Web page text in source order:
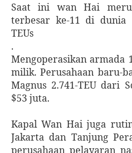
Saat ini wan Hai
terbesar ke-11 di dunia
TEUs
.
Mengoperasikan armada
milik. Perusahaan baru-
Magnus 2.741-TEU dari
$53 juta.
Kapal Wan Hai juga
Jakarta dan Tanjung
perusahaan pelayaran